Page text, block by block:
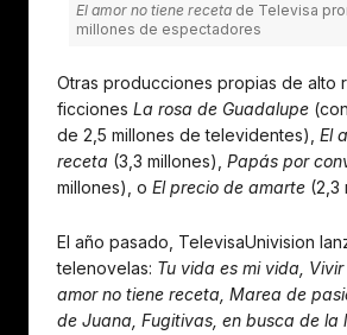
El amor no tiene receta de Televisa
millones de espectadores
Otras producciones propias de alto
ficciones La rosa de Guadalupe
de 2,5 millones de televidentes), El
receta (3,3 millones), Papás por
millones), o El precio de amarte (2,3
El año pasado, TelevisaUnivision
telenovelas: Tu vida es mi vida, Vivir
amor no tiene receta, Marea de
de Juana, Fugitivas, en busca de la